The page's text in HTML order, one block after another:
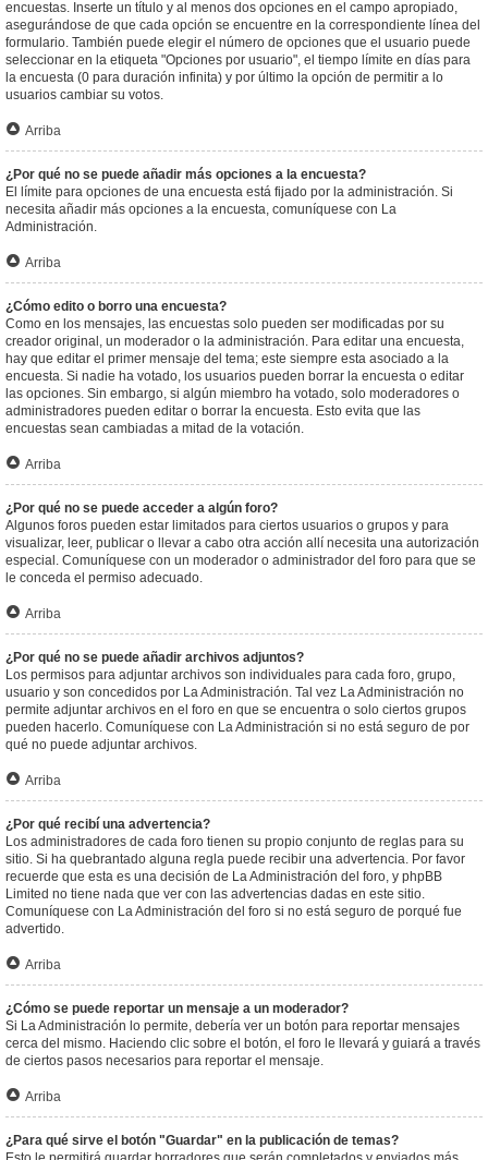
encuestas. Inserte un título y al menos dos opciones en el campo apropiado,
asegurándose de que cada opción se encuentre en la correspondiente línea del
formulario. También puede elegir el número de opciones que el usuario puede
seleccionar en la etiqueta "Opciones por usuario", el tiempo límite en días para
la encuesta (0 para duración infinita) y por último la opción de permitir a lo
usuarios cambiar su votos.
Arriba
¿Por qué no se puede añadir más opciones a la encuesta?
El límite para opciones de una encuesta está fijado por la administración. Si
necesita añadir más opciones a la encuesta, comuníquese con La
Administración.
Arriba
¿Cómo edito o borro una encuesta?
Como en los mensajes, las encuestas solo pueden ser modificadas por su
creador original, un moderador o la administración. Para editar una encuesta,
hay que editar el primer mensaje del tema; este siempre esta asociado a la
encuesta. Si nadie ha votado, los usuarios pueden borrar la encuesta o editar
las opciones. Sin embargo, si algún miembro ha votado, solo moderadores o
administradores pueden editar o borrar la encuesta. Esto evita que las
encuestas sean cambiadas a mitad de la votación.
Arriba
¿Por qué no se puede acceder a algún foro?
Algunos foros pueden estar limitados para ciertos usuarios o grupos y para
visualizar, leer, publicar o llevar a cabo otra acción allí necesita una autorización
especial. Comuníquese con un moderador o administrador del foro para que se
le conceda el permiso adecuado.
Arriba
¿Por qué no se puede añadir archivos adjuntos?
Los permisos para adjuntar archivos son individuales para cada foro, grupo,
usuario y son concedidos por La Administración. Tal vez La Administración no
permite adjuntar archivos en el foro en que se encuentra o solo ciertos grupos
pueden hacerlo. Comuníquese con La Administración si no está seguro de por
qué no puede adjuntar archivos.
Arriba
¿Por qué recibí una advertencia?
Los administradores de cada foro tienen su propio conjunto de reglas para su
sitio. Si ha quebrantado alguna regla puede recibir una advertencia. Por favor
recuerde que esta es una decisión de La Administración del foro, y phpBB
Limited no tiene nada que ver con las advertencias dadas en este sitio.
Comuníquese con La Administración del foro si no está seguro de porqué fue
advertido.
Arriba
¿Cómo se puede reportar un mensaje a un moderador?
Si La Administración lo permite, debería ver un botón para reportar mensajes
cerca del mismo. Haciendo clic sobre el botón, el foro le llevará y guiará a través
de ciertos pasos necesarios para reportar el mensaje.
Arriba
¿Para qué sirve el botón "Guardar" en la publicación de temas?